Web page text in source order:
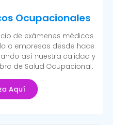
Ocupacionales
de exámenes médicos
a empresas desde hace
así nuestra calidad y
de Salud Ocupacional.
Aquí